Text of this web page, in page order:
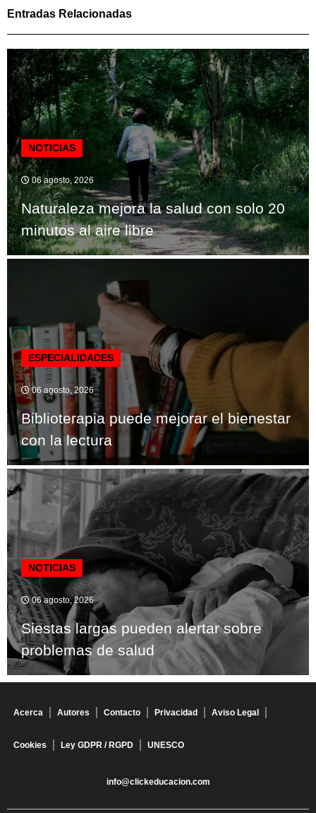
Entradas Relacionadas
NOTICIAS
06 agosto, 2026
Naturaleza mejora la salud con solo 20
minutos al aire libre
ESPECIALIDADES
06 agosto, 2026
Biblioterapia puede mejorar el bienestar
con la lectura
NOTICIAS
06 agosto, 2026
Siestas largas pueden alertar sobre
problemas de salud
Acerca Autores Contacto Privacidad Aviso Legal
Cookies Ley GDPR / RGPD UNESCO
info@clickeducacion.com